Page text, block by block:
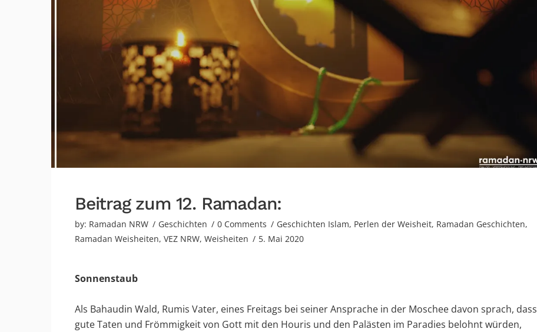
Beitrag zum 12. Ramadan:
by: Ramadan NRW Geschichten 0 Comments Geschichten Islam, Perlen der Weisheit, Ramadan Geschichten,
Ramadan Weisheiten, VEZ NRW, Weisheiten 5. Mai 2020
Sonnenstaub
Als Bahaudin Wald, Rumis Vater, eines Freitags bei seiner Ansprache in der Moschee davon sprach, dass
gute Taten und Frömmigkeit von Gott mit den Houris und den Palästen im Paradies belohnt würden,